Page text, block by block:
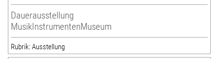
Dauerausstellung
MusikInstrumentenMuseum
Rubrik: Ausstellung